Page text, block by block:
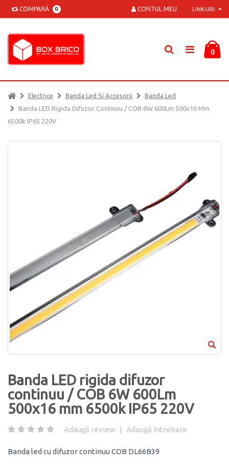
COMPARĂ 0 LINK-URI
CONTUL MEU
0
Electrice Banda Led Si Accesorii
Banda Led
Banda LED Rigida Difuzor Continuu / COB 6W 600Lm 500x16 Mm
6500k IP65 220V
Banda LED rigida difuzor
continuu / COB 6W 600Lm
500x16 mm 6500k IP65 220V
Adaugă review | Adaugă întrebare
Banda led cu difuzor continuu COB DL66B39